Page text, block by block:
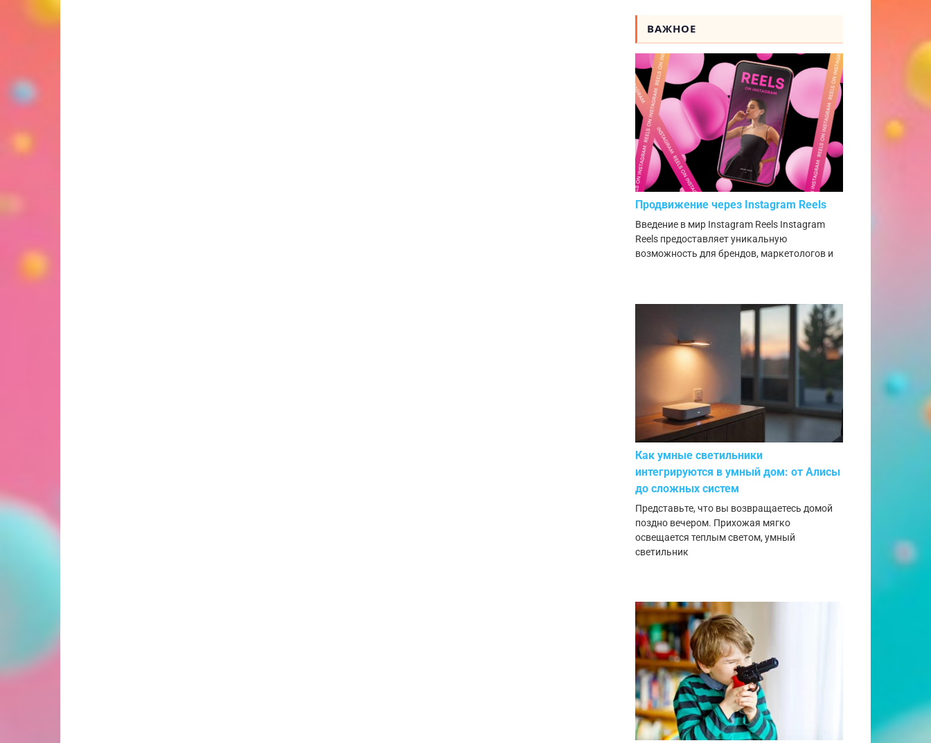
ВАЖНОЕ
Продвижение через Instagram Reels
Введение в мир Instagram Reels Instagram
Reels предоставляет уникальную
возможность для брендов, маркетологов и
Как умные светильники
интегрируются в умный дом: от Алисы
до сложных систем
Представьте, что вы возвращаетесь домой
поздно вечером. Прихожая мягко
освещается теплым светом, умный
светильник